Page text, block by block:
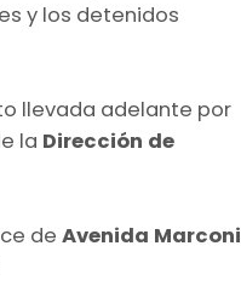
y los detenidos
llevada adelante por
la Dirección de
de Avenida Marconi